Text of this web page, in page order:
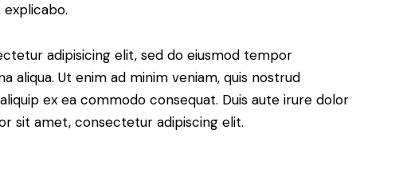
adipisicing elit, sed do eiusmod tempor
aliqua. Ut enim ad minim veniam, quis nostrud
ex ea commodo consequat. Duis aute irure dolor
sit amet, consectetur adipiscing elit.